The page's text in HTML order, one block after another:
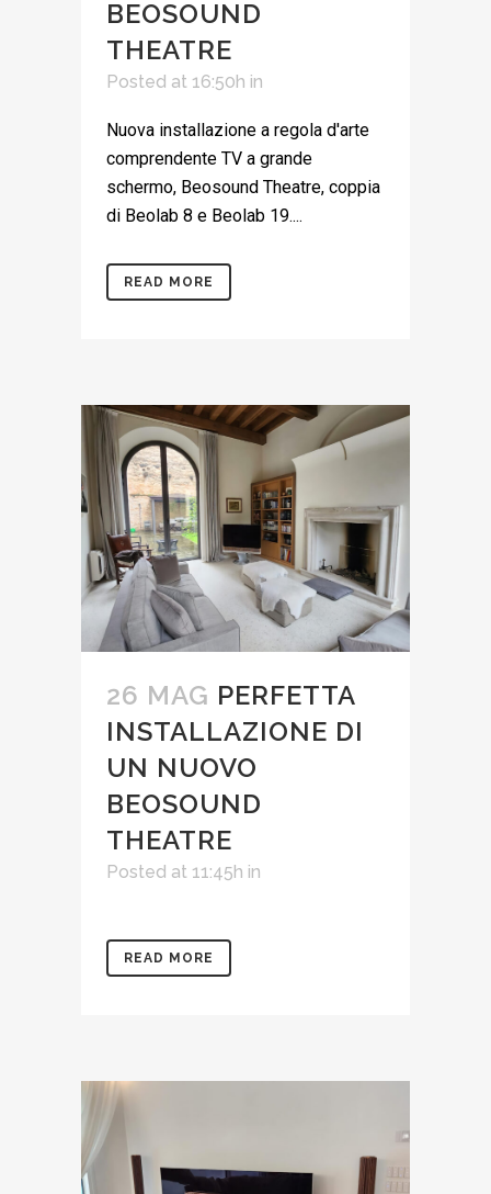
BEOSOUND
THEATRE
Posted at 16:50h in
Nuova installazione a regola d'arte
comprendente TV a grande
schermo, Beosound Theatre, coppia
di Beolab 8 e Beolab 19....
READ MORE
26 MAG PERFETTA
INSTALLAZIONE DI
UN NUOVO
BEOSOUND
THEATRE
Posted at 11:45h in
READ MORE